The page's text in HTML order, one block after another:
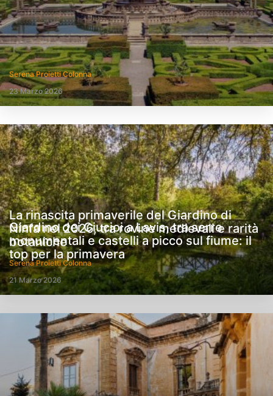
Serena Proietti Colonna
23 Marzo 2026
La rinascita primaverile del Giardino di
Ninfa nel 2026, tra rovine medievali e rarità
botaniche
Serena Proietti Colonna
21 Marzo 2026
Giardino dei Ciucioi a Lavis, tra serre
monumentali e castelli a picco sul fiume: il
top per la primavera